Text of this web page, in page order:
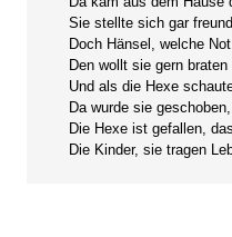
Sie stellte sich gar
Doch Hänsel, welche
Den wollt sie gern
Und als die Hexe
Da wurde sie
Die Hexe ist gefallen,
Die Kinder, sie tragen